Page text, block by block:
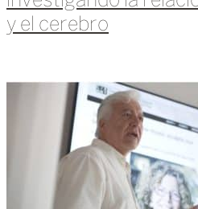
y el cerebro